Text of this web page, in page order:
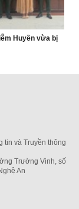
Huyền vừa bị
tin và Truyền thông
Trường Vinh, số
An